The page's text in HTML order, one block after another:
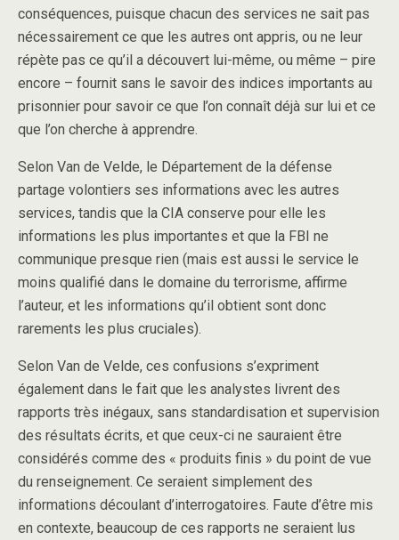
conséquences, puisque chacun des services ne sait pas
nécessairement ce que les autres ont appris, ou ne leur
répète pas ce qu’il a découvert lui-même, ou même – pire
encore – fournit sans le savoir des indices importants au
prisonnier pour savoir ce que l’on connaît déjà sur lui et ce
que l’on cherche à apprendre.
Selon Van de Velde, le Département de la défense
partage volontiers ses informations avec les autres
services, tandis que la CIA conserve pour elle les
informations les plus importantes et que la FBI ne
communique presque rien (mais est aussi le service le
moins qualifié dans le domaine du terrorisme, affirme
l’auteur, et les informations qu’il obtient sont donc
rarements les plus cruciales).
Selon Van de Velde, ces confusions s’expriment
également dans le fait que les analystes livrent des
rapports très inégaux, sans standardisation et supervision
des résultats écrits, et que ceux-ci ne sauraient être
considérés comme des « produits finis » du point de vue
du renseignement. Ce seraient simplement des
informations découlant d’interrogatoires. Faute d’être mis
en contexte, beaucoup de ces rapports ne seraient lus